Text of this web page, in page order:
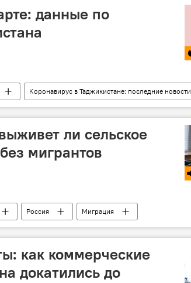
данные по
Коронавирус в Таджикистане: последние новости
ли сельское
мигрантов
Россия Миграция
как коммерческие
докатились до